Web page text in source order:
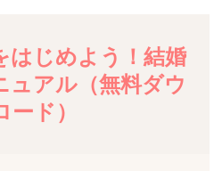
はじめよう！結婚
ュアル（無料ダウ
ード）